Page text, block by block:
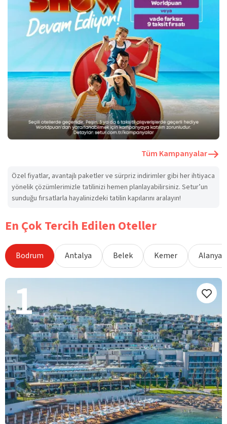
Tüm Kampanyalar
Özel fiyatlar, avantajlı paketler ve sürpriz indirimler gibi her ihtiyaca
yönelik çözümlerimizle tatilinizi hemen planlayabilirsiniz. Setur’un
sunduğu fırsatlarla hayalinizdeki tatilin kapılarını aralayın!
En Çok Tercih Edilen Oteller
Bodrum Antalya Belek Kemer Alanya
1